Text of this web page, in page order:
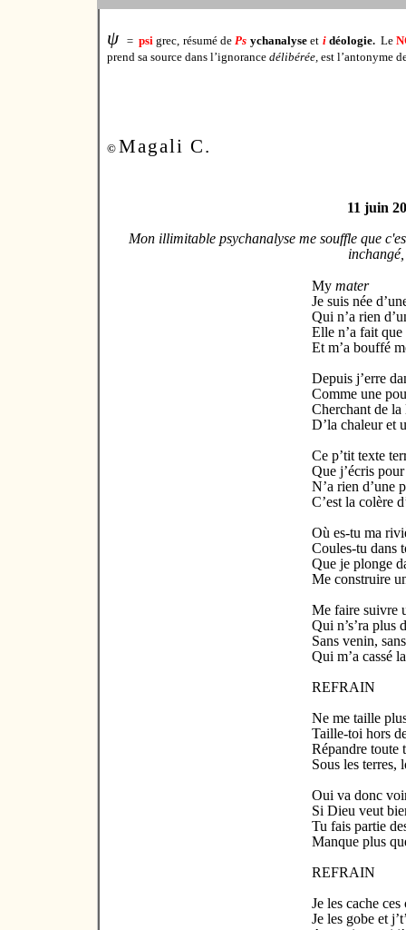
ψ = psigrec, résumé dePs ychanalyseet i déologie. Le
prend sa source dans l’ignorance délibérée, est l’antonyme
© Magali C.
11 juin
Mon illimitable psychanalyse me souffle que
My mater
Je suis née
Qui n’a rien
Elle n’a fait que
Et m’a bouffé
Depuis j’erre
Comme une
Cherchant de la
D’la chaleur et
Ce p’tit texte
Que j’écris
N’a rien d’une
C’est la colère
Où es-tu ma
Coules-tu dans
Que je plonge
Me construire
Me faire suivre
Qui n’s’ra plus
Sans venin,
Qui m’a cassé
REFRAIN
Ne me taille
Taille-toi hors
Répandre toute
Sous les terres,
Oui va donc
Si Dieu veut
Tu fais partie
Manque plus
REFRAIN
Je les cache ces
Je les gobe et